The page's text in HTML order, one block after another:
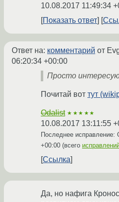
10.08.2017 11:49:34
Показать ответ
Ответ на: комментарий от
06:20:34 +00:00
Просто
Почитай вот тут
Odalist ★★★★★
10.08.2017 13:11:55
Последнее исправление:
+00:00 (всего
Ссылка
Да, но нафига